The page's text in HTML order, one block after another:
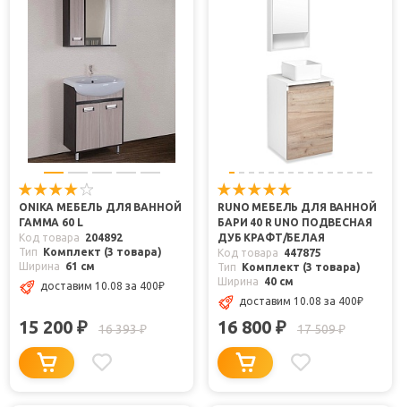
ONIKA МЕБЕЛЬ ДЛЯ ВАННОЙ
ГАММА 60 L
Код товара
204892
Тип
Комплект (3 товара)
Ширина
61 см
доставим 10.08 за 400₽
15 200 ₽ 16 393₽
RUNO МЕБЕЛЬ ДЛЯ ВАННОЙ
БАРИ 40 R UNO ПОДВЕСНАЯ
ДУБ КРАФТ/БЕЛАЯ
Код товара
447875
Тип
Комплект (3 товара)
Ширина
40 см
доставим 10.08 за 400₽
16 800 ₽ 17 509₽